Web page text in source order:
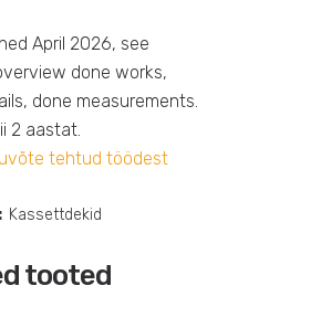
April 2026, see
done works,
done measurements.
2 aastat.
tehtud töödest
Kassettdekid
tooted